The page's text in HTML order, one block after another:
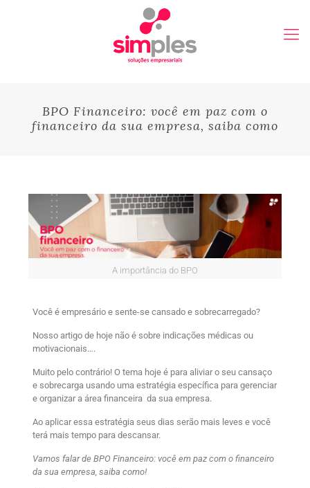
BPO Financeiro: você em paz com o
financeiro da sua empresa, saiba como
A importância do BPO
Você é empresário e sente-se cansado e sobrecarregado?
Nosso artigo de hoje não é sobre indicações médicas ou
motivacionais….
Muito pelo contrário! O tema hoje é para aliviaro seu cansaço
e sobrecarga usando uma estratégia específica para gerenciar
e organizar a área financeira da sua empresa.
Ao aplicar essa estratégia seus dias serão mais leves e você
terá mais tempo para descansar.
Vamos falar de BPO Financeiro: você em paz com o financeiro
da sua empresa, saiba como!